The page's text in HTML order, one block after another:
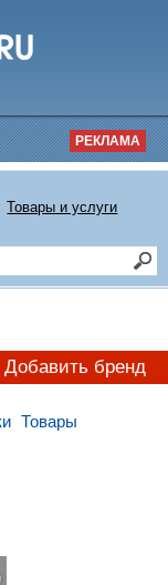
РЕКЛАМА
Товары и услуги
Добавить бренд
Товары